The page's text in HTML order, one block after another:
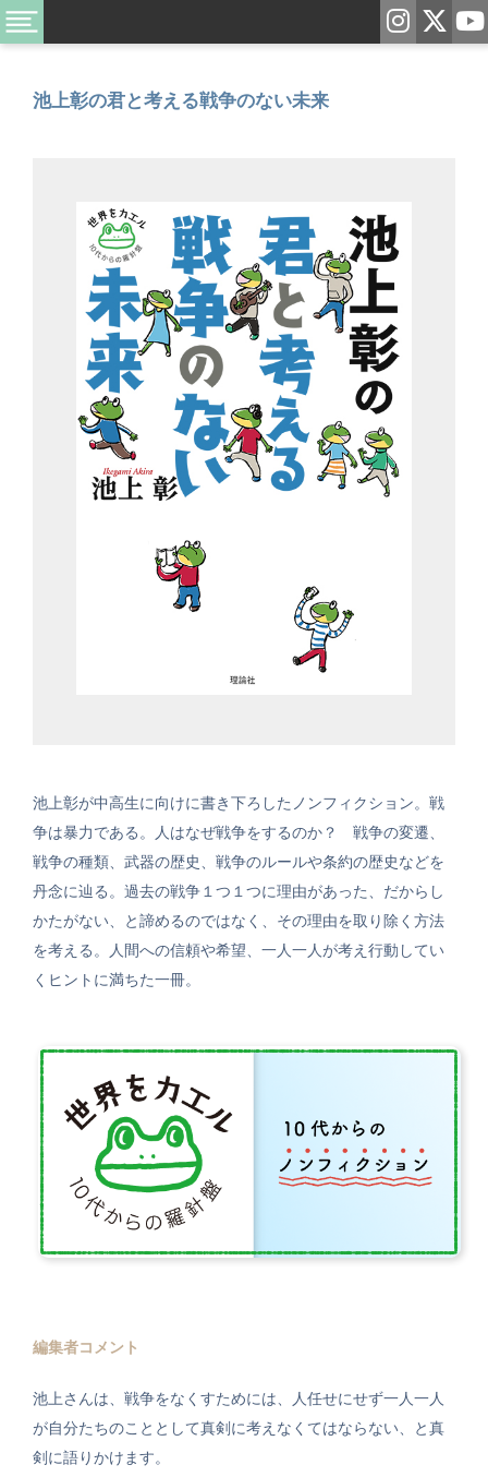
池上彰の君と考える戦争のない未来
池上彰が中高生に向けに書き下ろしたノンフィクション。戦
争は暴力である。人はなぜ戦争をするのか？ 戦争の変遷、
戦争の種類、武器の歴史、戦争のルールや条約の歴史などを
丹念に辿る。過去の戦争１つ１つに理由があった、だからし
かたがない、と諦めるのではなく、その理由を取り除く方法
を考える。人間への信頼や希望、一人一人が考え行動してい
くヒントに満ちた一冊。
編集者コメント
池上さんは、戦争をなくすためには、人任せにせず一人一人
が自分たちのこととして真剣に考えなくてはならない、と真
剣に語りかけます。